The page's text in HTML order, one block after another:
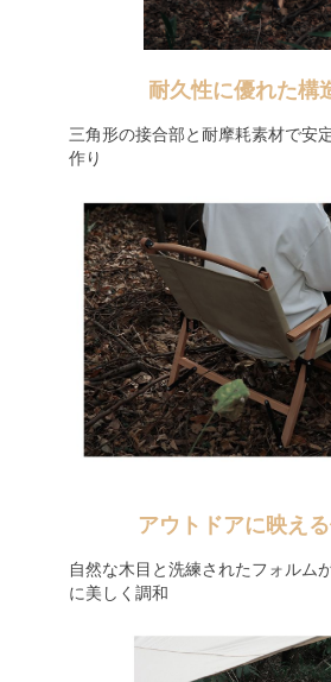
耐久性に優れた構
三角形の接合部と耐摩耗素材で安
作り
アウトドアに映え
自然な木目と洗練されたフォルム
に美しく調和